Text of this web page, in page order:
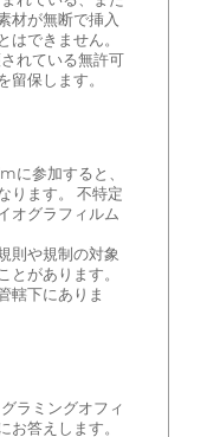
材が無断で挿入
はできません。
れている無許可
留保します。
に参加すると、
ります。 不特定
オグラフィルム
則や規制の対象
とがあります。
轄下にありま
ラミングオフィ
お答えします。